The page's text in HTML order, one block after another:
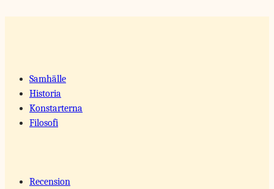
Samhälle
Historia
Konstarterna
Filosofi
Recension